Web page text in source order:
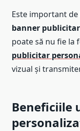
Este important
banner publicitar
poate să nu fie la
publicitar
vizual și
Beneficiile